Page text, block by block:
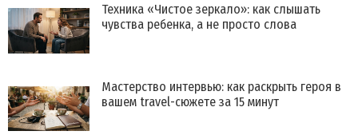
Техника «Чистое зеркало»: как слышать
чувства ребенка, а не просто слова
Мастерство интервью: как раскрыть героя в
вашем travel-сюжете за 15 минут